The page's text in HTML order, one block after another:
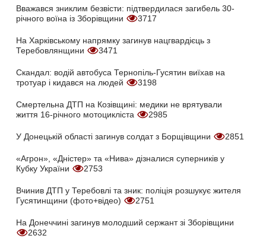
Вважався зниклим безвісти: підтвердилася загибель 30-
річного воїна із Зборівщини
3717
На Харківському напрямку загинув нацгвардієць з
Теребовлянщини
3471
Скандал: водій автобуса Тернопіль-Гусятин виїхав на
тротуар і кидався на людей
3198
Смертельна ДТП на Козівщині: медики не врятували
життя 16-річного мотоцикліста
2985
У Донецькій області загинув солдат з Борщівщини 2851
«Агрон», «Дністер» та «Нива» дізналися суперників у
Кубку України
2753
Вчинив ДТП у Теребовлі та зник: поліція розшукує жителя
Гусятинщини (фото+відео)
2751
На Донеччині загинув молодший сержант зі Зборівщини
2632